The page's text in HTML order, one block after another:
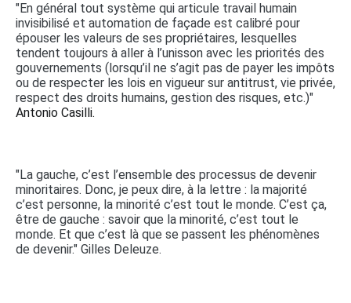
"En général tout système qui articule travail humain
invisibilisé et automation de façade est calibré pour
épouser les valeurs de ses propriétaires, lesquelles
tendent toujours à aller à l’unisson avec les priorités des
gouvernements (lorsqu’il ne s’agit pas de payer les impôts
ou de respecter les lois en vigueur sur antitrust, vie privée,
respect des droits humains, gestion des risques, etc.)"
Antonio Casilli.
"La gauche, c’est l’ensemble des processus de devenir
minoritaires. Donc, je peux dire, à la lettre : la majorité
c’est personne, la minorité c’est tout le monde. C’est ça,
être de gauche : savoir que la minorité, c’est tout le
monde. Et que c’est là que se passent les phénomènes
de devenir." Gilles Deleuze.